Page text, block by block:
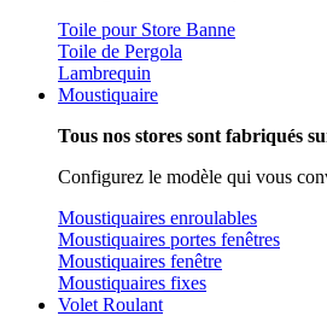
Toile pour Store Banne
Toile de Pergola
Lambrequin
Moustiquaire
Tous nos stores sont fabriqués
Configurez le modèle qui vous
Moustiquaires enroulables
Moustiquaires portes fenêtres
Moustiquaires fenêtre
Moustiquaires fixes
Volet Roulant